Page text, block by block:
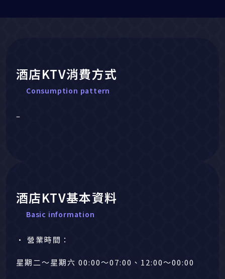
酒店KTV消費方式
Consumption pattern
–
酒店KTV基本資料
Basic information
• 營業時間：
星期二～星期六 00:00～07:00、12:00～00:00